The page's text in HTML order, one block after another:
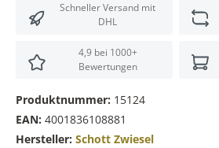
Schneller Versand mit
DHL
4,9 bei 1000+
Bewertungen
Produktnummer: 15124
EAN: 4001836108881
Hersteller: Schott Zwiesel